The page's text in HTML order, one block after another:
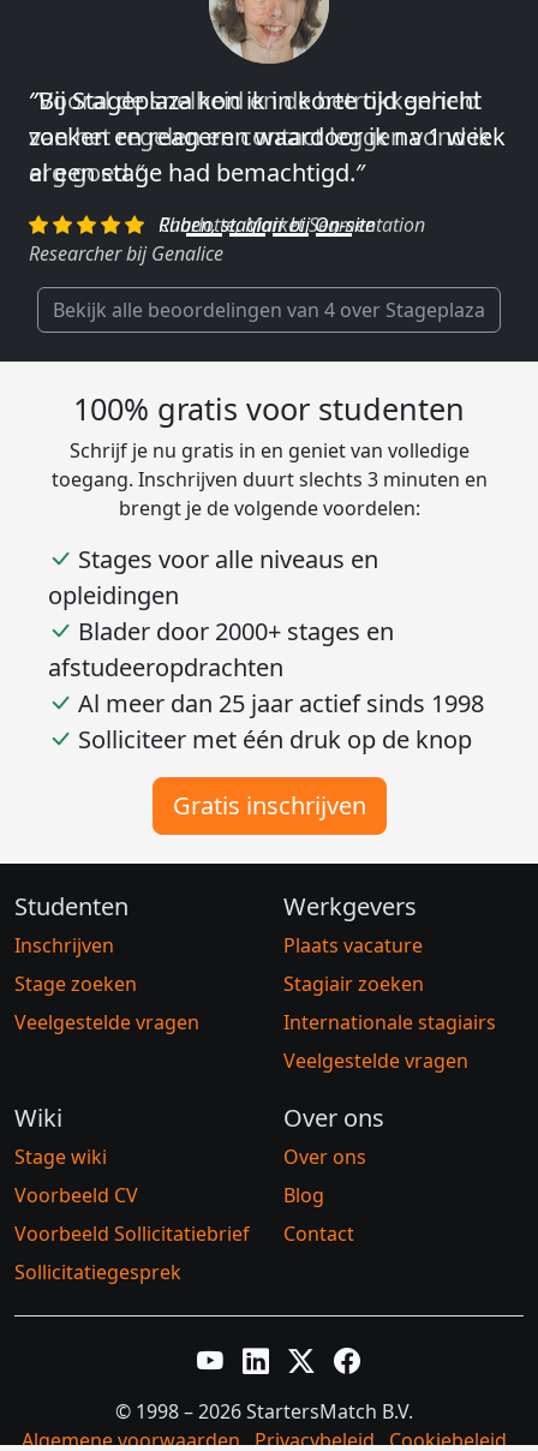
″Vooral de snelheid en de betrokkenheid
van het regelen en contact leggen vond ik
erg goed.″
Charlotte, Market Segmentation
Researcher bij Genalice
Bekijk alle beoordelingen van 4 over Stageplaza
100% gratis voor studenten
Schrijf je nu gratis in en geniet van volledige
toegang. Inschrijven duurt slechts 3 minuten en
brengt je de volgende voordelen:
Stages voor alle niveaus en
opleidingen
Blader door 2000+ stages en
afstudeeropdrachten
Al meer dan 25 jaar actief sinds 1998
Solliciteer met één druk op de knop
Gratis inschrijven
Studenten
Inschrijven
Stage zoeken
Veelgestelde vragen
Werkgevers
Plaats vacature
Stagiair zoeken
Internationale stagiairs
Veelgestelde vragen
Wiki
Stage wiki
Voorbeeld CV
Voorbeeld Sollicitatiebrief
Sollicitatiegesprek
Over ons
Over ons
Blog
Contact
YouTubeLinkedInTwitter XFacebook
© 1998 – 2026 StartersMatch B.V.
Algemene voorwaarden Privacybeleid Cookiebeleid